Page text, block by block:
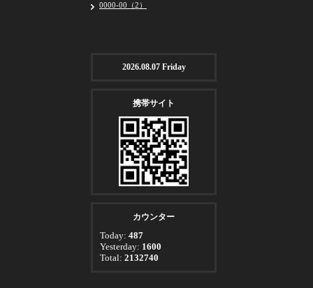
0000-00（2）
2026.08.07 Friday
携帯サイト
カウンター
Today: 487
Yesterday: 1600
Total: 2132740